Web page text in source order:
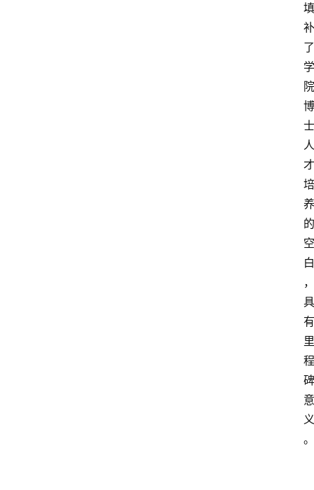
填
补
了
学
院
博
士
人
才
培
养
的
空
白
，
具
有
里
程
碑
意
义
。